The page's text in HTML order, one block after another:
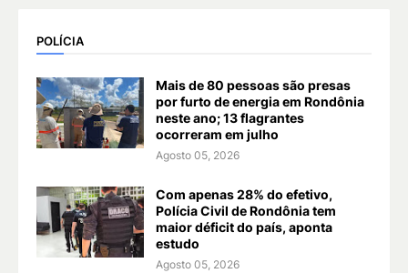
POLÍCIA
Mais de 80 pessoas são presas
por furto de energia em Rondônia
neste ano; 13 flagrantes
ocorreram em julho
Agosto 05, 2026
Com apenas 28% do efetivo,
Polícia Civil de Rondônia tem
maior déficit do país, aponta
estudo
Agosto 05, 2026